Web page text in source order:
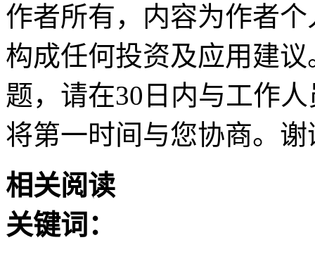
作者所有，内容为作者
构成任何投资及应用建
题，请在30日内与工作
将第一时间与您协商。
相关阅读
关键词：